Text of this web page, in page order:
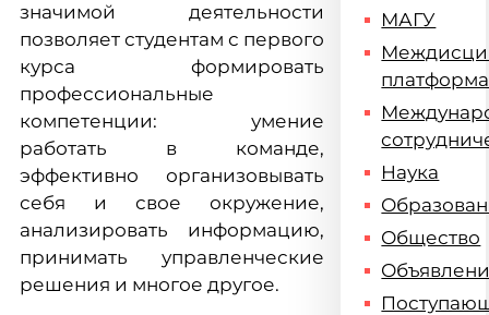
значимой деятельности
позволяет студентам с первого
курса формировать
профессиональные
компетенции: умение
работать в команде,
эффективно организовывать
себя и свое окружение,
анализировать информацию,
принимать управленческие
решения и многое другое.
МАГУ
платформа
Наука
Общество